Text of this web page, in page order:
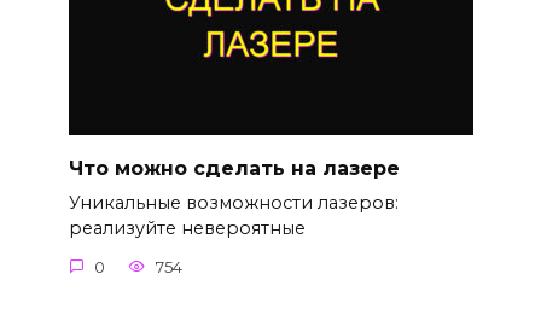
Что можно сделать на лазере
Уникальные возможности лазеров:
реализуйте невероятные
0 754